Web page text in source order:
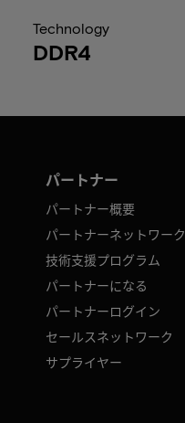
Technology
DDR4
パートナー
パートナー概要
パートナーネットワーク
技術支援プログラム
パートナーになる
パートナーログイン
セールスネットワーク
サプライヤー